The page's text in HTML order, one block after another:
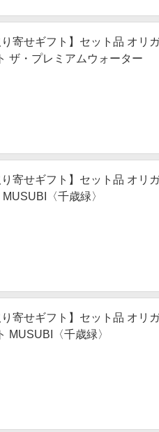
寄せギフト】セット品 オリ
ザ・プレミアムウォーター
寄せギフト】セット品 オリ
〈千歳緑〉
寄せギフト】セット品 オリ
MUSUBI〈千歳緑〉